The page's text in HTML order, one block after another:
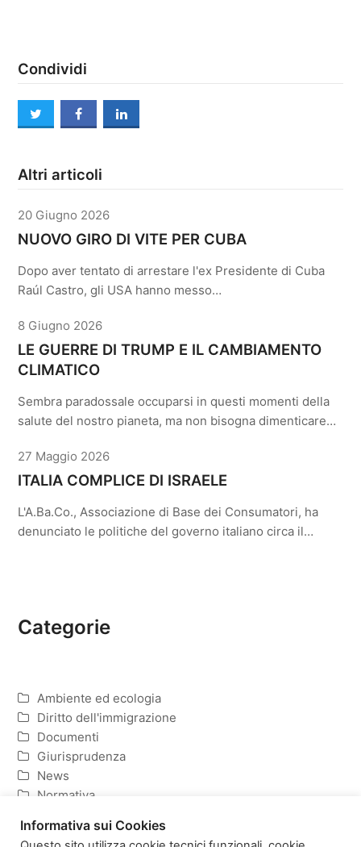
Condividi
twitter facebooklinkedin
Altri articoli
20 Giugno 2026
NUOVO GIRO DI VITE PER CUBA
Dopo aver tentato di arrestare l'ex Presidente di Cuba
Raúl Castro, gli USA hanno messo…
8 Giugno 2026
LE GUERRE DI TRUMP E IL CAMBIAMENTO
CLIMATICO
Sembra paradossale occuparsi in questi momenti della
salute del nostro pianeta, ma non bisogna dimenticare…
27 Maggio 2026
ITALIA COMPLICE DI ISRAELE
L'A.Ba.Co., Associazione di Base dei Consumatori, ha
denunciato le politiche del governo italiano circa il…
Categorie
Ambiente ed ecologia
Diritto dell'immigrazione
Documenti
Giurisprudenza
News
Normativa
Informativa sui Cookies